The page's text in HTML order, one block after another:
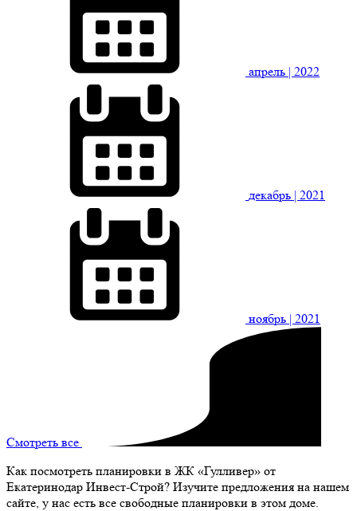
апрель | 2022
декабрь | 2021
ноябрь | 2021
Смотреть все
Как посмотреть планировки в ЖК «Гулливер» от
Екатеринодар Инвест-Строй? Изучите предложения на нашем
сайте, у нас есть все свободные планировки в этом доме.